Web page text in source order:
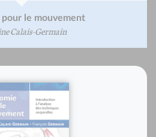
le mouvement
Calais-Germain